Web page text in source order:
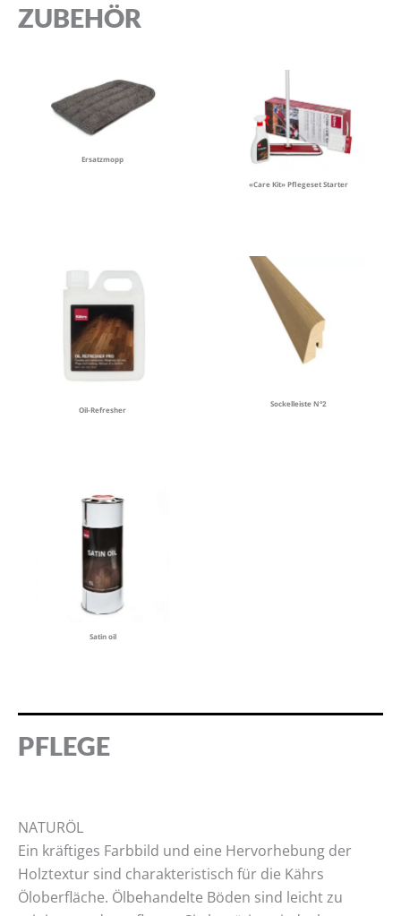
ZUBEHÖR
Ersatzmopp
«Care Kit» Pflegeset Starter
Oil-Refresher
Sockelleiste N°2
Satin oil
PFLEGE
NATURÖL
Ein kräftiges Farbbild und eine Hervorhebung der
Holztextur sind charakteristisch für die Kährs
Öloberfläche. Ölbehandelte Böden sind leicht zu